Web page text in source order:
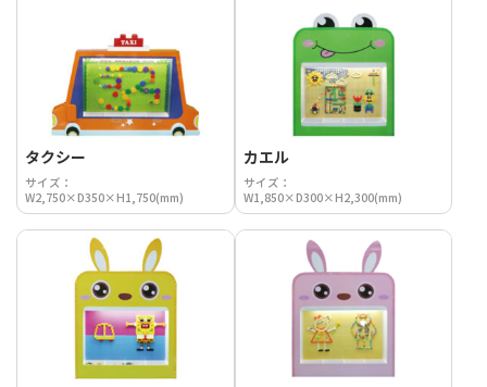
タクシー
サイズ：
W2,750×D350×H1,750(mm)
カエル
サイズ：
W1,850×D300×H2,300(mm)